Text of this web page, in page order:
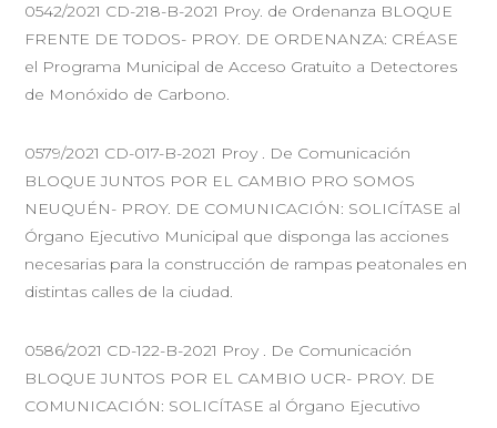
0542/2021 CD-218-B-2021 Proy. de Ordenanza BLOQUE
FRENTE DE TODOS- PROY. DE ORDENANZA: CRÉASE
el Programa Municipal de Acceso Gratuito a Detectores
de Monóxido de Carbono.
0579/2021 CD-017-B-2021 Proy . De Comunicación
BLOQUE JUNTOS POR EL CAMBIO PRO SOMOS
NEUQUÉN- PROY. DE COMUNICACIÓN: SOLICÍTASE al
Órgano Ejecutivo Municipal que disponga las acciones
necesarias para la construcción de rampas peatonales en
distintas calles de la ciudad.
0586/2021 CD-122-B-2021 Proy . De Comunicación
BLOQUE JUNTOS POR EL CAMBIO UCR- PROY. DE
COMUNICACIÓN: SOLICÍTASE al Órgano Ejecutivo